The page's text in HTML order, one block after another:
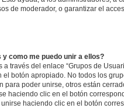
de moderador, o garantizar el
como me puedo unir a ellos?
través del enlace “Grupos de
botón apropiado. No todos los
poder unirse, otros están
haciendo clic en el botón
haciendo clic en el botón